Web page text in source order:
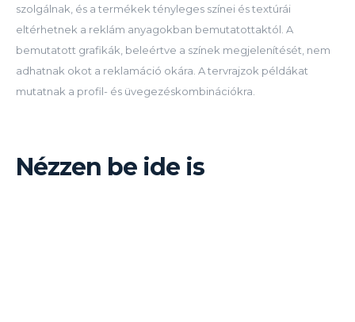
szolgálnak, és a termékek tényleges színei és textúrái
eltérhetnek a reklám anyagokban bemutatottaktól. A
bemutatott grafikák, beleértve a színek megjelenítését, nem
adhatnak okot a reklamáció okára. A tervrajzok példákat
mutatnak a profil- és üvegezéskombinációkra.
Nézzen be ide is